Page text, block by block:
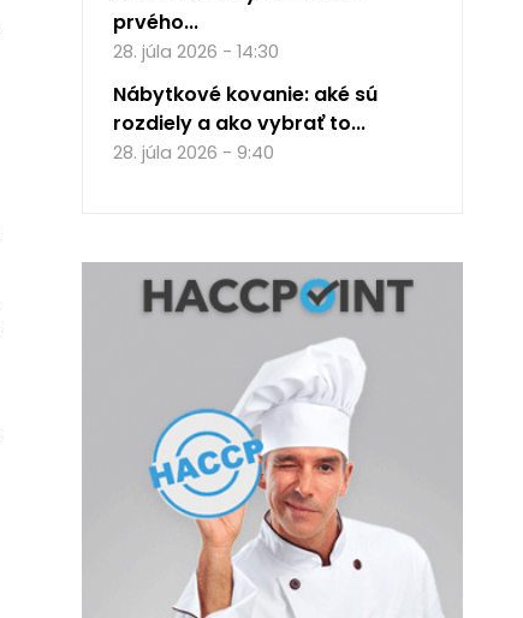
prvého...
28. júla 2026 - 14:30
Nábytkové kovanie: aké sú
rozdiely a ako vybrať to...
28. júla 2026 - 9:40